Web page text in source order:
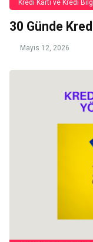
Kredi Kartı ve Kredi
30 Günde
Mayıs 12, 2026